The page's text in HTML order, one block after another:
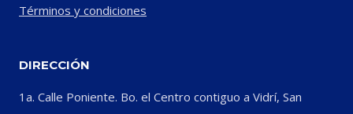
Términos y condiciones
DIRECCIÓN
1a. Calle Poniente. Bo. el Centro contiguo a Vidrí, San